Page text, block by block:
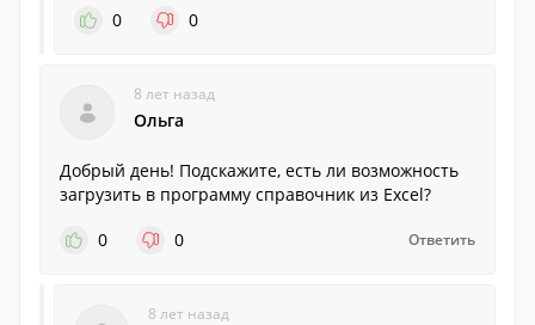
0
0
8 лет назад
Ольга
Добрый день! Подскажите, есть ли возможность
загрузить в программу справочник из Excel?
0
0 Ответить
8 лет назад